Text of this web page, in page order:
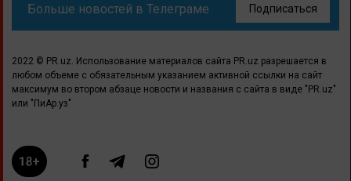
Больше новостей в Телеграме Подписаться
2022 © PR.uz. Использование материалов сайта PR.uz разрешается в
любом объеме с обязательным указанием активной ссылки на сайт
максимум во втором абзаце новости и названия с сайта в виде "PR.uz"
или "ПиАр.уз"